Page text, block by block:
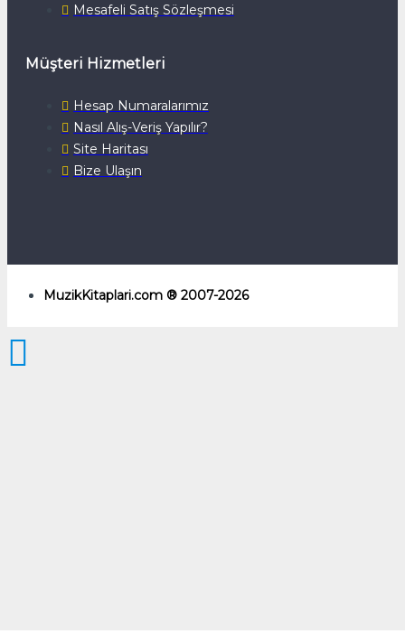
Mesafeli Satış Sözleşmesi
Müşteri Hizmetleri
Hesap Numaralarımız
Nasıl Alış-Veriş Yapılır?
Site Haritası
Bize Ulaşın
MuzikKitaplari.com ® 2007-2026